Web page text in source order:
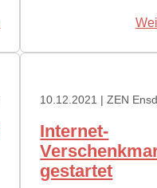
10.12.2021 | ZEN
Internet-
gestartet